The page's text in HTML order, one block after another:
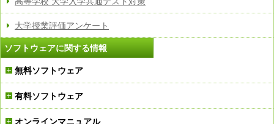
大学授業評価アンケート
ソフトウェアに関する情報
無料ソフトウェア
有料ソフトウェア
オンラインマニュアル